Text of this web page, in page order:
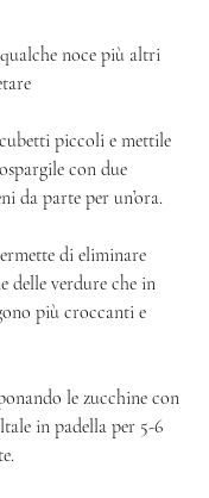
noce più altri
piccoli e mettile
con due
da parte per un’ora.
di eliminare
delle verdure che in
più croccanti e
le zucchine con
in padella per 5-6